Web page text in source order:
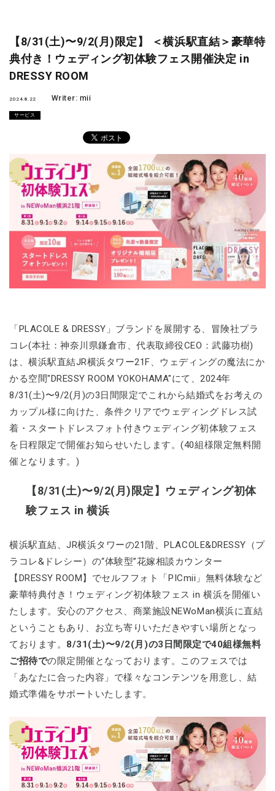
【8/31(土)〜9/2(月)限定】 ＜横浜駅直結＞豪華特
典付き！ウェディング初体験フェス開催決定 in
DRESSY ROOM
2024.8.22 Writer: mii
サービス
「PLACOLE & DRESSY」ブランドを展開する、冒険社プラ
コレ(本社：神奈川県鎌倉市、代表取締役CEO：武藤功樹)
は、横浜駅直結JR横浜タワー21F、ウェディングの魔法にか
かる空間"DRESSY ROOM YOKOHAMA"にて、2024年
8/31(土)〜9/2(月)の3日間限定でこれから結婚式をお考えの
カップル様に向けた、条件クリアでウェディングドレス試
着・スタートドレスフォト付きウェディング初体験フェス
を日程限定で開催お知らせいたします。(40組様限定無料開
催となります。)
【8/31(土)〜9/2(月)限定】ウェディング初体
験フェス in 横浜
横浜駅直結、JR横浜タワーの21階、PLACOLE&DRESSY（プ
ラコレ&ドレシー）の“体験型”花嫁相談カウンター
【DRESSY ROOM】でセルフフォト「PICmii」無料体験など
豪華特典付き！ウェディング初体験フェス in 横浜を開催い
たします。安心のアクセス、商業施設NEWoMan横浜に直結
ということもあり、お立ち寄りいただきやすい場所となっ
ております。 8/31(土)〜9/2(月)の3日間限定で40組様無料
ご招待での限定開催となっております。このフェスでは
「あなたに合った内容」で様々なコンテンツを用意し、結
婚式準備をサポートいたします。